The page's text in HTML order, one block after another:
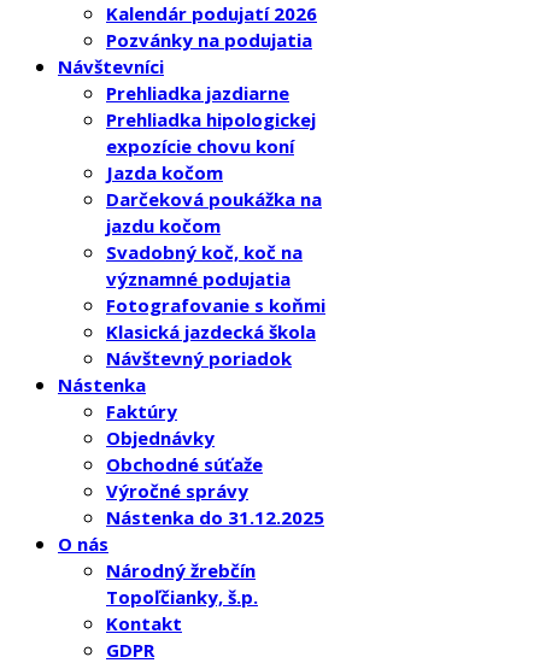
Kalendár podujatí 2026
Pozvánky na podujatia
Návštevníci
Prehliadka jazdiarne
Prehliadka hipologickej
expozície chovu koní
Jazda kočom
Darčeková poukážka na
jazdu kočom
Svadobný koč, koč na
významné podujatia
Fotografovanie s koňmi
Klasická jazdecká škola
Návštevný poriadok
Nástenka
Faktúry
Objednávky
Obchodné súťaže
Výročné správy
Nástenka do 31.12.2025
O nás
Národný žrebčín
Topoľčianky, š.p.
Kontakt
GDPR